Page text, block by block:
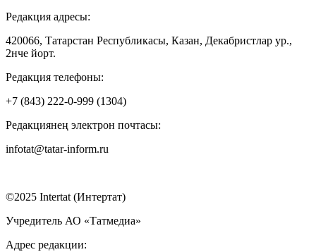
Редакция адресы:
420066, Татарстан Республикасы, Казан, Декабристлар ур.,
2нче йорт.
Редакция телефоны:
+7 (843) 222-0-999 (1304)
Редакциянең электрон почтасы:
infotat@tatar-inform.ru
©2025 Intertat (Интертат)
Учредитель АО «Татмедиа»
Адрес редакции: